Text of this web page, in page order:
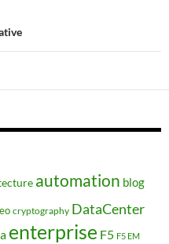
automation blog
cryptography DataCenter
enterprise F5 F5 EM